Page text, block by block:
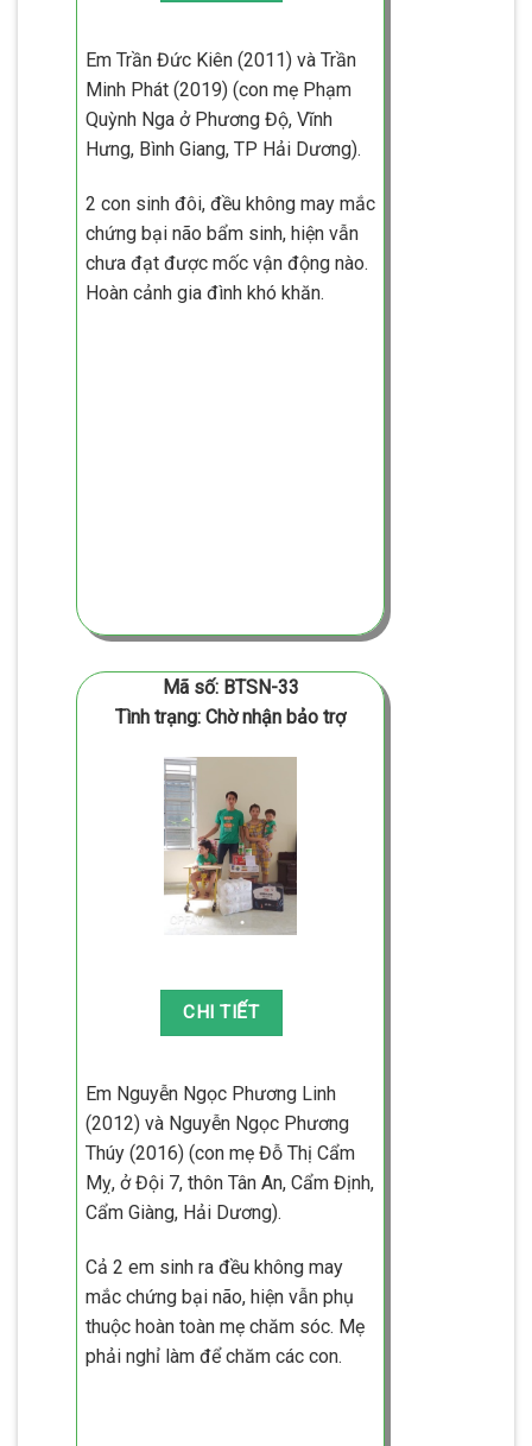
Em Trần Đức Kiên (2011) và Trần
Minh Phát (2019) (con mẹ Phạm
Quỳnh Nga ở Phương Độ, Vĩnh
Hưng, Bình Giang, TP Hải Dương).
2 con sinh đôi, đều không may mắc
chứng bại não bẩm sinh, hiện vẫn
chưa đạt được mốc vận động nào.
Hoàn cảnh gia đình khó khăn.
Mã số: BTSN-33
Tình trạng: Chờ nhận bảo trợ
Em Nguyễn Ngọc Phương Linh
(2012) và Nguyễn Ngọc Phương
Thúy (2016) (con mẹ Đỗ Thị Cẩm
Mỵ, ở Đội 7, thôn Tân An, Cẩm Định,
Cẩm Giàng, Hải Dương).
Cả 2 em sinh ra đều không may
mắc chứng bại não, hiện vẫn phụ
thuộc hoàn toàn mẹ chăm sóc. Mẹ
phải nghỉ làm để chăm các con.